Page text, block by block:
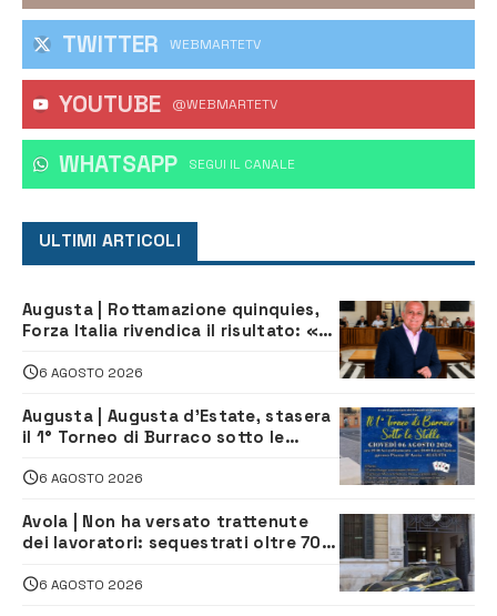
TWITTER WEBMARTETV
YOUTUBE @WEBMARTETV
WHATSAPP ‎SEGUI IL CANALE
ULTIMI ARTICOLI
Augusta | Rottamazione quinquies,
Forza Italia rivendica il risultato: «La
6 AGOSTO 2026
Augusta | Augusta d’Estate, stasera
il 1° Torneo di Burraco sotto le
6 AGOSTO 2026
Avola | Non ha versato trattenute
dei lavoratori: sequestrati oltre 700
climatizzazione
6 AGOSTO 2026